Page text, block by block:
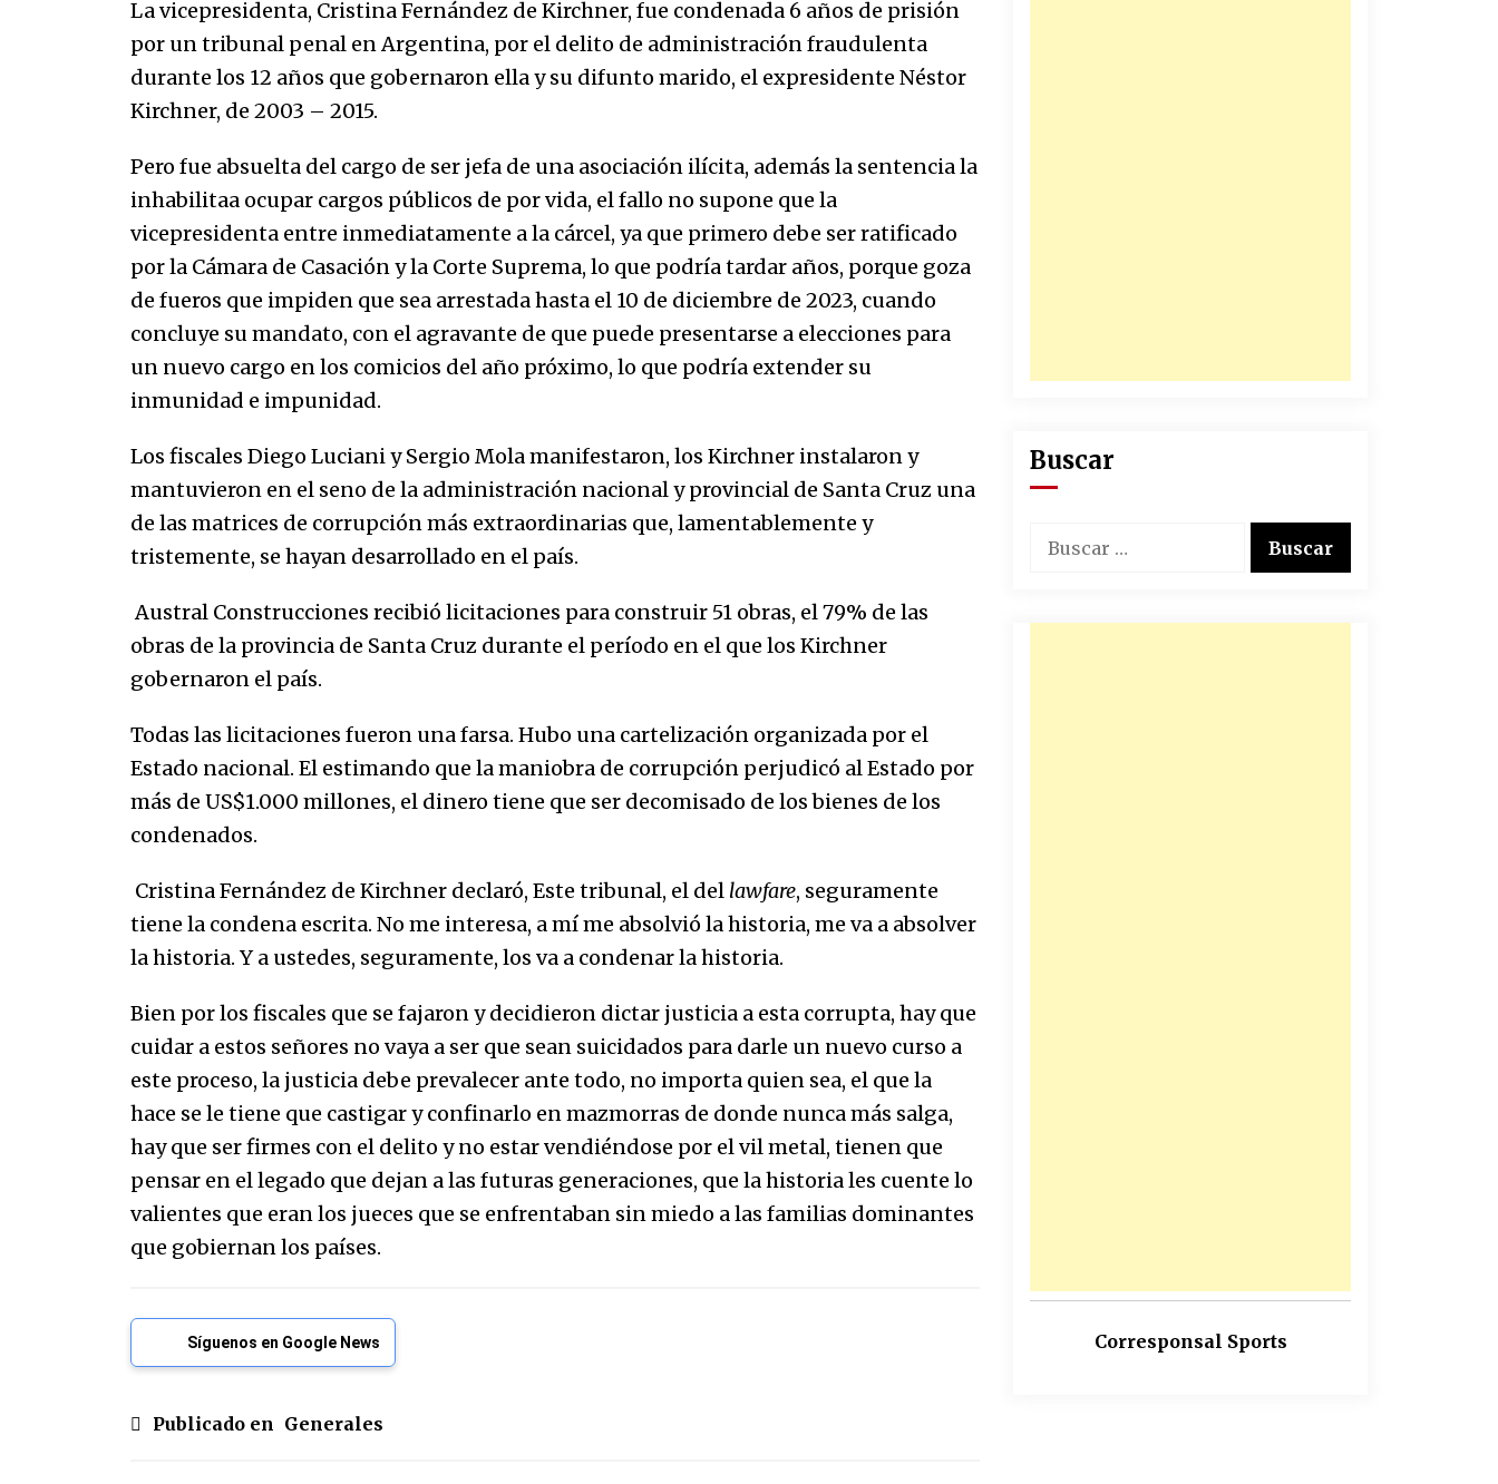
04/01/2026
31/12/2025
El aumento del mínimo causa
Atlético Nacional se quedó con
La vicepresidenta, Cristina Fernández de Kirchner, fue condenada 6 años de prisión
por un tribunal penal en Argentina, por el delito de administración fraudulenta
durante los 12 años que gobernaron ella y su difunto marido, el expresidente Néstor
Kirchner, de 2003 – 2015.
Pero fue absuelta del cargo de ser jefa de una asociación ilícita, además la sentencia la
inhabilitaa ocupar cargos públicos de por vida, el fallo no supone que la
vicepresidenta entre inmediatamente a la cárcel, ya que primero debe ser ratificado
por la Cámara de Casación y la Corte Suprema, lo que podría tardar años, porque goza
de fueros que impiden que sea arrestada hasta el 10 de diciembre de 2023, cuando
concluye su mandato, con el agravante de que puede presentarse a elecciones para
un nuevo cargo en los comicios del año próximo, lo que podría extender su
inmunidad e impunidad.
Los fiscales Diego Luciani y Sergio Mola manifestaron, los Kirchner instalaron y
mantuvieron en el seno de la administración nacional y provincial de Santa Cruz una
de las matrices de corrupción más extraordinarias que, lamentablemente y
tristemente, se hayan desarrollado en el país.
Austral Construcciones recibió licitaciones para construir 51 obras, el 79% de las
obras de la provincia de Santa Cruz durante el período en el que los Kirchner
gobernaron el país.
Todas las licitaciones fueron una farsa. Hubo una cartelización organizada por el
Estado nacional. El estimando que la maniobra de corrupción perjudicó al Estado por
más de US$1.000 millones, el dinero tiene que ser decomisado de los bienes de los
condenados.
Cristina Fernández de Kirchner declaró, Este tribunal, el del lawfare, seguramente
tiene la condena escrita. No me interesa, a mí me absolvió la historia, me va a absolver
la historia. Y a ustedes, seguramente, los va a condenar la historia.
Bien por los fiscales que se fajaron y decidieron dictar justicia a esta corrupta, hay que
cuidar a estos señores no vaya a ser que sean suicidados para darle un nuevo curso a
este proceso, la justicia debe prevalecer ante todo, no importa quien sea, el que la
hace se le tiene que castigar y confinarlo en mazmorras de donde nunca más salga,
hay que ser firmes con el delito y no estar vendiéndose por el vil metal, tienen que
pensar en el legado que dejan a las futuras generaciones, que la historia les cuente lo
valientes que eran los jueces que se enfrentaban sin miedo a las familias dominantes
que gobiernan los países.
Síguenos en Google News
Publicado en Generales
Buscar
Corresponsal Sports